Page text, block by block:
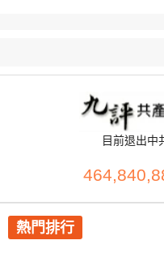
目前退出中
熱門排行